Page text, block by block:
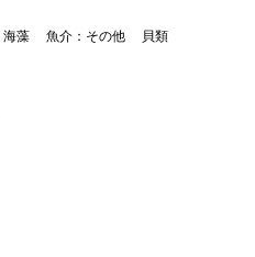
海藻 魚介：その他 貝類